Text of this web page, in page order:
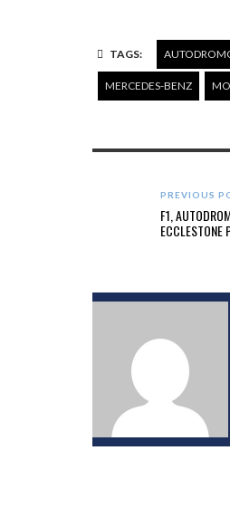
TAGS:
MERCEDES-BENZ
PREVIOUS
F1,
ECCLESTONE